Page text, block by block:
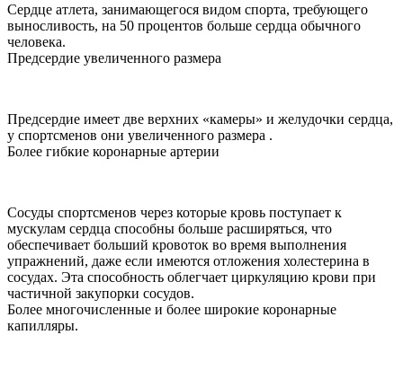
Сердце атлета, занимающегося видом спорта, требующего
выносливость, на 50 процентов больше сердца обычного
человека.
Предсердие увеличенного размера
Предсердие имеет две верхних «камеры» и желудочки сердца,
у спортсменов они увеличенного размера .
Более гибкие коронарные артерии
Сосуды спортсменов через которые кровь поступает к
мускулам сердца способны больше расширяться, что
обеспечивает больший кровоток во время выполнения
упражнений, даже если имеются отложения холестерина в
сосудах. Эта способность облегчает циркуляцию крови при
частичной закупорки сосудов.
Более многочисленные и более широкие коронарные
капилляры.